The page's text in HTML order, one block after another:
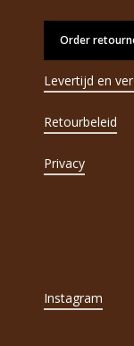
Order
Levertijd en
Retourbeleid
Privacy
Instagram